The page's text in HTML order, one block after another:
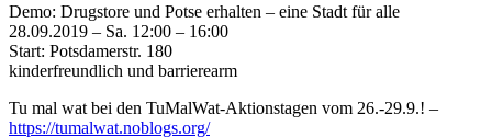
Demo: Drugstore und Potse erhalten – eine Stadt für alle
28.09.2019 – Sa. 12:00 – 16:00
Start: Potsdamerstr. 180
kinderfreundlich und barrierearm
Tu mal wat bei den TuMalWat-Aktionstagen vom 26.-29.9.! –
https://tumalwat.noblogs.org/